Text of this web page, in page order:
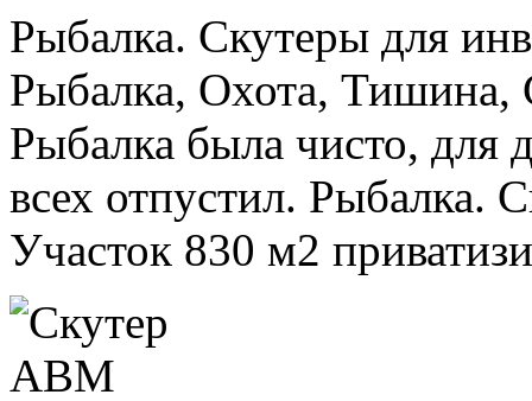
Рыбалка. Скутеры для
Рыбалка, Охота, Тишина,
Рыбалка была чисто, для
всех отпустил. Рыбалка.
Участок 830 м2